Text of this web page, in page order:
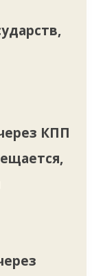
КПП